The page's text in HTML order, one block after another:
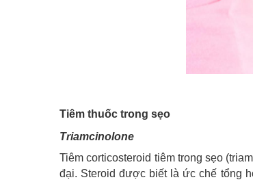
Tiêm thuốc trong sẹo
Triamcinolone
Tiêm corticosteroid tiêm trong sẹo
đại. Steroid được biết là ức chế tổng